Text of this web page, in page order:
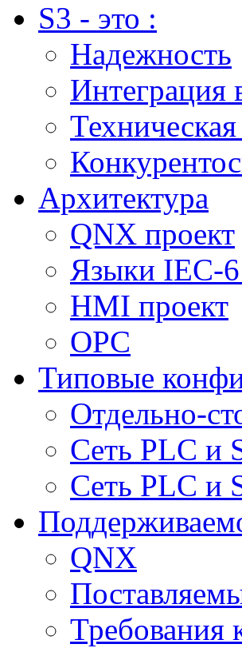
S3 - это :
Надежность
Интеграция
Архитектура
QNX проект
Языки IEC-
HMI проект
ОPC
Типовые
Отдельно-
Сеть PLC и
Сеть PLC и
QNX
Требования